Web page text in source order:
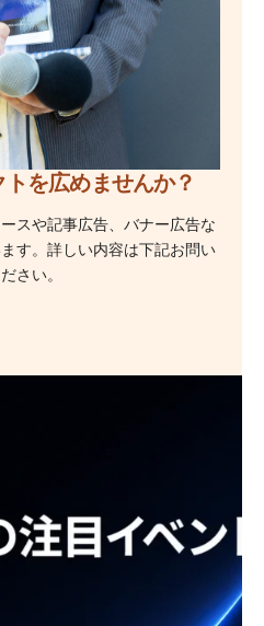
を広めませんか？
スや記事広告、バナー広告な
す。詳しい内容は下記お問い
さい。